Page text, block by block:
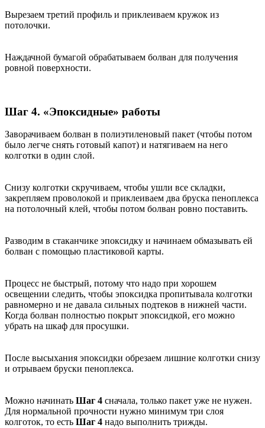
Вырезаем третий профиль и приклеиваем кружок из
потолочки.
Наждачной бумагой обрабатываем болван для получения
ровной поверхности.
Шаг 4. «Эпоксидные» работы
Заворачиваем болван в полиэтиленовый пакет (чтобы потом
было легче снять готовый капот) и натягиваем на него
колготки в один слой.
Снизу колготки скручиваем, чтобы ушли все складки,
закрепляем проволокой и приклеиваем два бруска пеноплекса
на потолочный клей, чтобы потом болван ровно поставить.
Разводим в стаканчике эпоксидку и начинаем обмазывать ей
болван с помощью пластиковой карты.
Процесс не быстрый, потому что надо при хорошем
освещении следить, чтобы эпоксидка пропитывала колготки
равномерно и не давала сильных подтеков в нижней части.
Когда болван полностью покрыт эпоксидкой, его можно
убрать на шкаф для просушки.
После высыхания эпоксидки обрезаем лишние колготки снизу
и отрываем бруски пеноплекса.
Можно начинать Шаг 4 сначала, только пакет уже не нужен.
Для нормальной прочности нужно минимум три слоя
колготок, то есть Шаг 4 надо выполнить трижды.